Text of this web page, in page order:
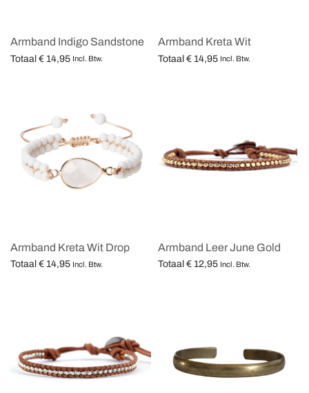
Armband Indigo Sandstone
Totaal € 14,95 Incl. Btw.
Armband Kreta Wit
Totaal € 14,95 Incl. Btw.
Armband Kreta Wit Drop
Totaal € 14,95 Incl. Btw.
Armband Leer June Gold
Totaal € 12,95 Incl. Btw.